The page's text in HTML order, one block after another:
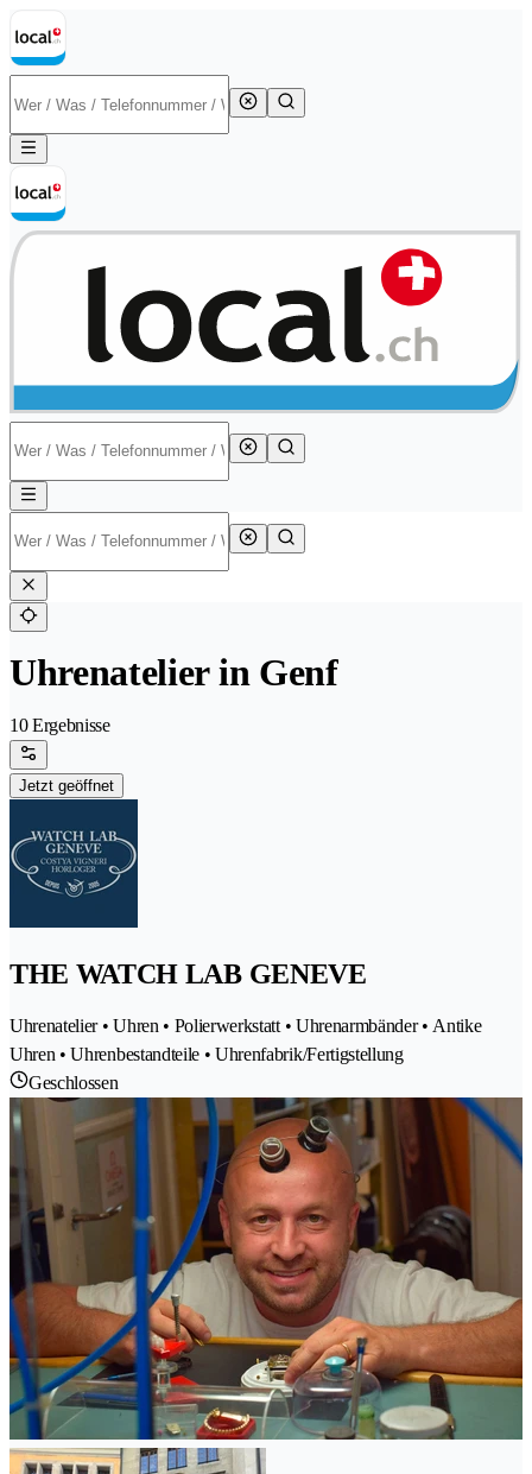
Uhrenatelier in Genf
10 Ergebnisse
Jetzt geöffnet
THE WATCH LAB GENEVE
Uhrenatelier • Uhren • Polierwerkstatt • Uhrenarmbänder • Antike
Uhren • Uhrenbestandteile • Uhrenfabrik/Fertigstellung
Geschlossen